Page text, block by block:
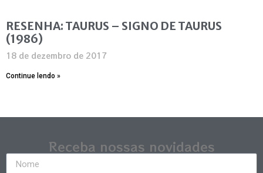
RESENHA: TAURUS – SIGNO DE TAURUS
(1986)
18 de dezembro de 2017
Continue lendo »
Receba nossas novidades